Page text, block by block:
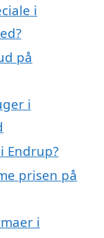
i
på
i
Endrup?
prisen på
i